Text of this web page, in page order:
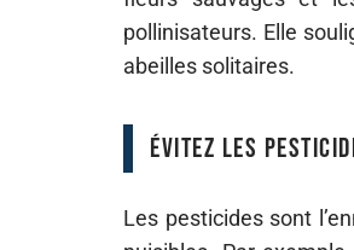
pollinisateurs. Elle
abeilles solitaires.
Évitez les
Les pesticides sont